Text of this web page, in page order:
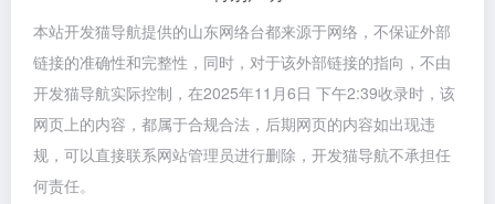
本站开发猫导航提供的山东网络台都来源于网络，不保证外部
链接的准确性和完整性，同时，对于该外部链接的指向，不由
开发猫导航实际控制，在2025年11月6日 下午2:39收录时，该
网页上的内容，都属于合规合法，后期网页的内容如出现违
规，可以直接联系网站管理员进行删除，开发猫导航不承担任
何责任。